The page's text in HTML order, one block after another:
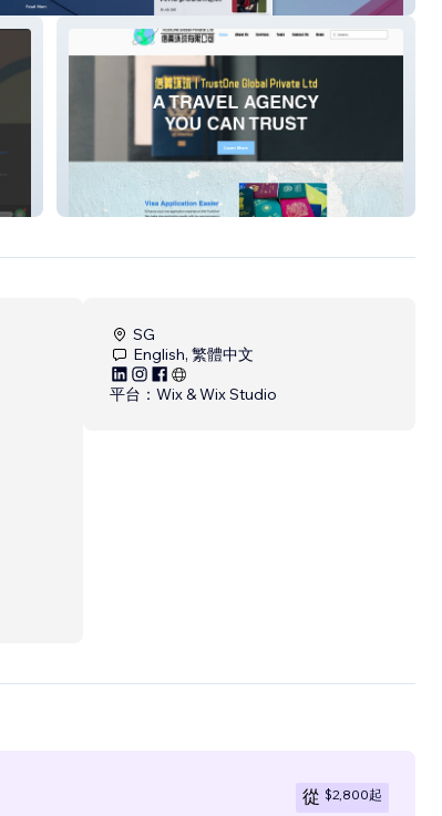
SG
English, 繁體中文
平台： Wix & Wix Studio
從 $2,800起